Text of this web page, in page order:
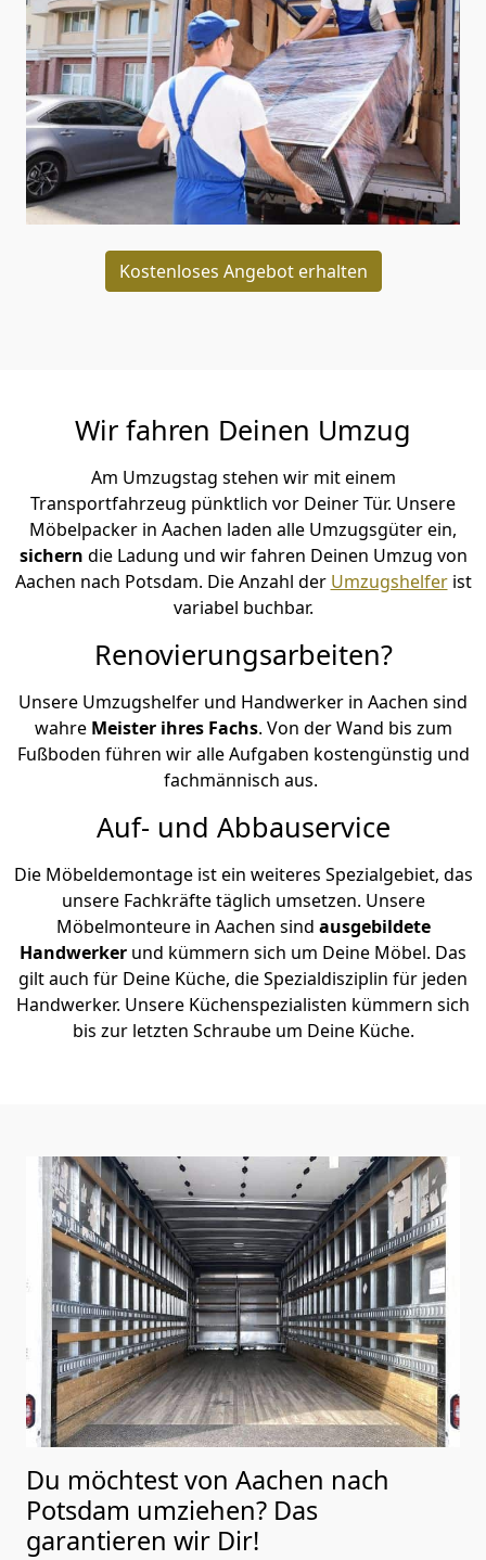
Kostenloses Angebot erhalten
Wir fahren Deinen Umzug
Am Umzugstag stehen wir mit einem
Transportfahrzeug pünktlich vor Deiner Tür. Unsere
Möbelpacker in Aachen laden alle Umzugsgüter ein,
sichern die Ladung und wir fahren Deinen Umzug von
Aachen nach Potsdam. Die Anzahl der Umzugshelferist
variabel buchbar.
Renovierungsarbeiten?
Unsere Umzugshelfer und Handwerker in Aachen sind
wahre Meister ihres Fachs. Von der Wand bis zum
Fußboden führen wir alle Aufgaben kostengünstig und
fachmännisch aus.
Auf- und Abbauservice
Die Möbeldemontage ist ein weiteres Spezialgebiet, das
unsere Fachkräfte täglich umsetzen. Unsere
Möbelmonteure in Aachen sind ausgebildete
Handwerker und kümmern sich um Deine Möbel. Das
gilt auch für Deine Küche, die Spezialdisziplin für jeden
Handwerker. Unsere Küchenspezialisten kümmern sich
bis zur letzten Schraube um Deine Küche.
Du möchtest von Aachen nach
Potsdam umziehen? Das
garantieren wir Dir!